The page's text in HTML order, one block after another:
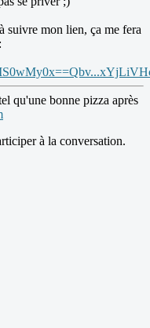
suivre mon lien, ça me fera
qu'une bonne pizza après
à la conversation.